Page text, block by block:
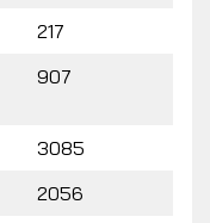
217
907
3085
2056